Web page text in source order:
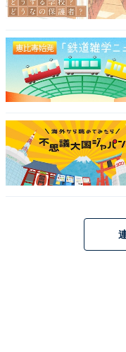
占い師＆イラス
章月 綾乃
占い、心理テスト